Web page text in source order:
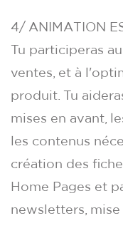
4/ ANIMATION
Tu participeras
ventes, et à
produit. Tu
mises en avant,
les contenus
création des
Home Pages et
newsletters,